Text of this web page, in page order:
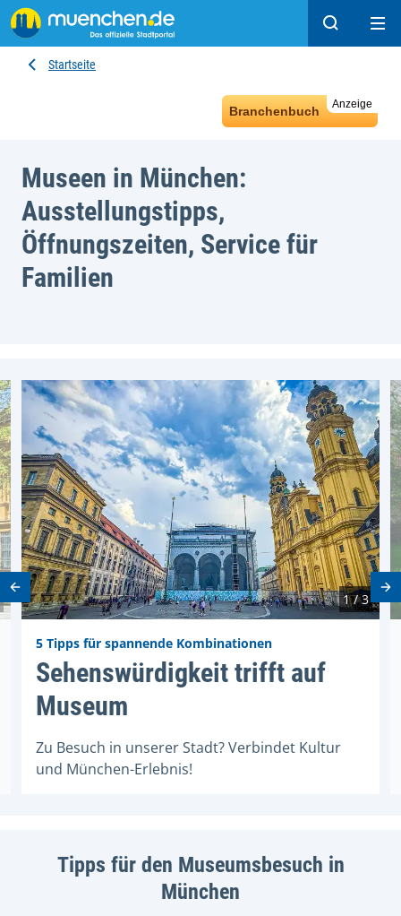
Suchen
Startseite
Anzeige
Branchenbuch
Museen in München:
Ausstellungstipps,
Öffnungszeiten, Service für
Familien
Vorheriges Element 1 / 3
5 Tipps für spannende Kombinationen
Sehenswürdigkeit trifft auf
Sehenswürdigkeit trifft auf
Museum
Zu Besuch in unserer Stadt? Verbindet Kultur
und München-Erlebnis!
Tipps für den Museumsbesuch in
München